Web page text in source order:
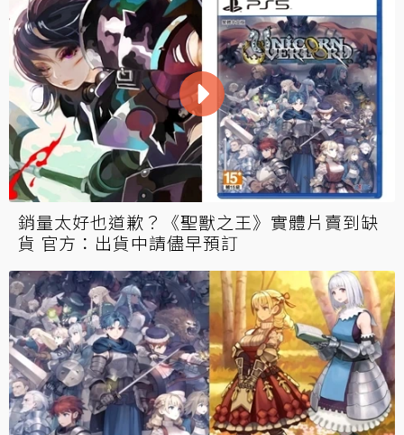
銷量太好也道歉？《聖獸之王》實體片賣到缺
貨 官方：出貨中請儘早預訂